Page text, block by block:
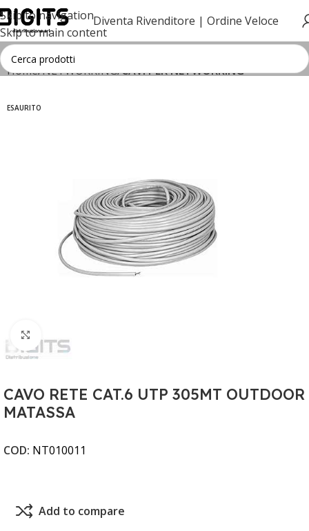
Skip to navigation
Skip to main content
Diventa Rivenditore | Ordine Veloce
Home NETWORKING CAVI PER NETWORKING
ESAURITO
CAVO RETE CAT.6 UTP 305MT OUTDOOR
MATASSA
COD: NT010011
Add to compare